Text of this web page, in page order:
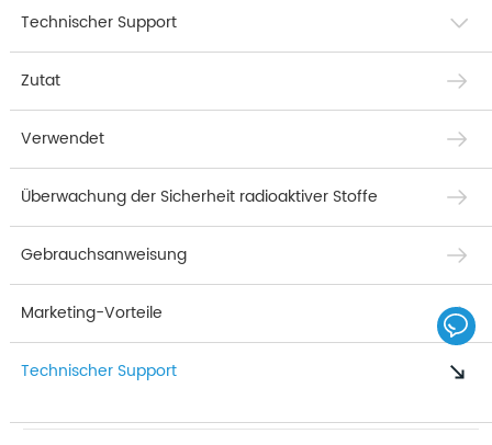
Technischer Support
Zutat
Verwendet
Überwachung der Sicherheit radioaktiver Stoffe
Gebrauchsanweisung
Marketing-Vorteile
Technischer Support